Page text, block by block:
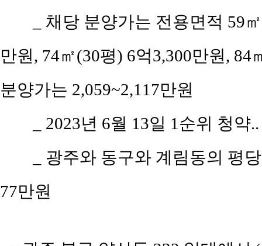
_ 채당 분양가는 전용면적 59
만원, 74㎡(30평) 6억3,300만원,
분양가는 2,059~2,117만원
_ 2023년 6월 13일 1순위 청
_ 광주와 동구와 계림동의 평
77만원